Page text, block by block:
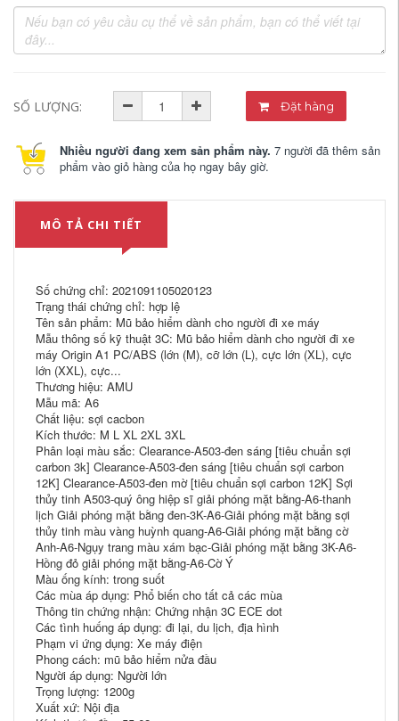
SỐ LƯỢNG: Đặt hàng
Nhiều người đang xem sản phẩm này. 7 người đã thêm sản
phẩm vào giỏ hàng của họ ngay bây giờ.
MÔ TẢ CHI TIẾT
Số chứng chỉ: 2021091105020123
Trạng thái chứng chỉ: hợp lệ
Tên sản phẩm: Mũ bảo hiểm dành cho người đi xe máy
Mẫu thông số kỹ thuật 3C: Mũ bảo hiểm dành cho người đi xe
máy Origin A1 PC/ABS (lớn (M), cỡ lớn (L), cực lớn (XL), cực
lớn (XXL), cực...
Thương hiệu: AMU
Mẫu mã: A6
Chất liệu: sợi cacbon
Kích thước: M L XL 2XL 3XL
Phân loại màu sắc: Clearance-A503-đen sáng [tiêu chuẩn sợi
carbon 3k] Clearance-A503-đen sáng [tiêu chuẩn sợi carbon
12K] Clearance-A503-đen mờ [tiêu chuẩn sợi carbon 12K] Sợi
thủy tinh A503-quý ông hiệp sĩ giải phóng mặt bằng-A6-thanh
lịch Giải phóng mặt bằng đen-3K-A6-Giải phóng mặt bằng sợi
thủy tinh màu vàng huỳnh quang-A6-Giải phóng mặt bằng cờ
Anh-A6-Ngụy trang màu xám bạc-Giải phóng mặt bằng 3K-A6-
Hồng đỏ giải phóng mặt bằng-A6-Cờ Ý
Màu ống kính: trong suốt
Các mùa áp dụng: Phổ biến cho tất cả các mùa
Thông tin chứng nhận: Chứng nhận 3C ECE dot
Các tình huống áp dụng: đi lại, du lịch, địa hình
Phạm vi ứng dụng: Xe máy điện
Phong cách: mũ bảo hiểm nửa đầu
Người áp dụng: Người lớn
Trọng lượng: 1200g
Xuất xứ: Nội địa